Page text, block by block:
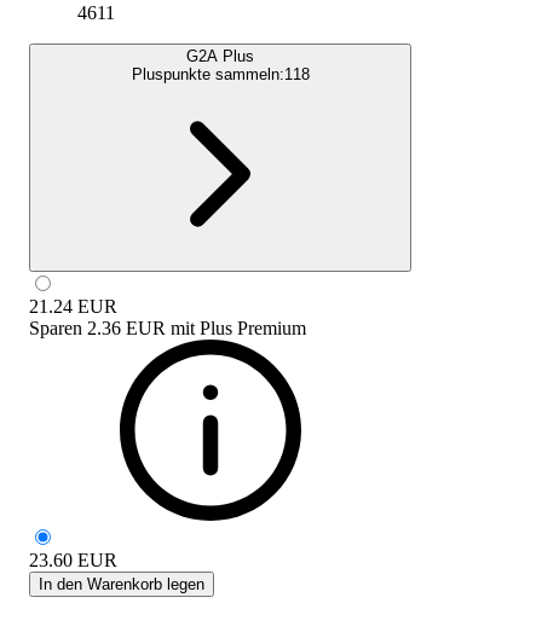
4611
G2A Plus
Pluspunkte sammeln:118
21.24 EUR
Sparen 2.36 EUR mit Plus Premium
23.60 EUR
In den Warenkorb legen